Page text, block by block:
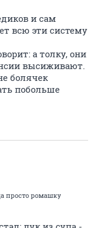
и сам
всю эти систему
а толку, они
высиживают.
болячек
побольше
просто ромашку